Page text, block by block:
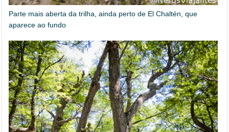
Parte mais aberta da trilha, ainda perto de El Chaltén, que
aparece ao fundo